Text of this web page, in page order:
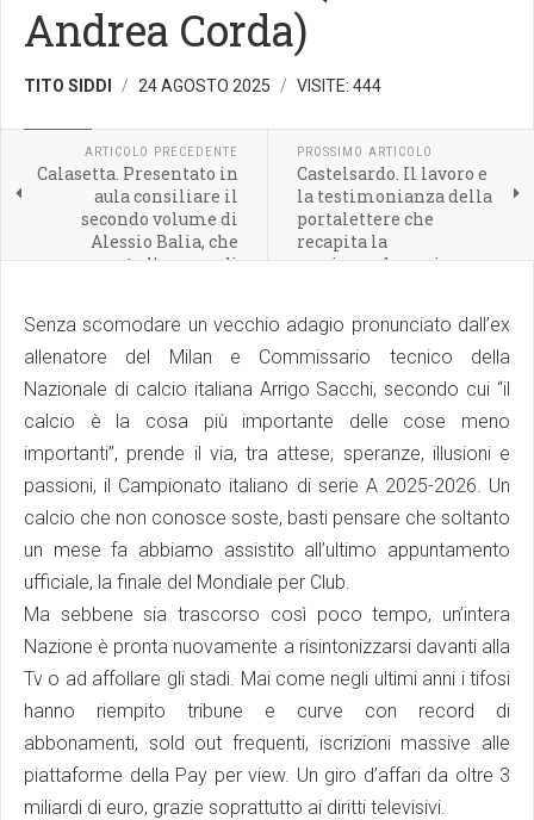
Andrea Corda)
TITO SIDDI 24 AGOSTO 2025 VISITE: 444
ARTICOLO PRECEDENTE
Calasetta. Presentato in
aula consiliare il
secondo volume di
Alessio Balia, che
racconta l'epopea di
PROSSIMO ARTICOLO
Castelsardo. Il lavoro e
la testimonianza della
portalettere che
recapita la
corrispondenza in una
Senza scomodare un vecchio adagio pronunciato dall’ex
allenatore del Milan e Commissario tecnico della
Nazionale di calcio italiana Arrigo Sacchi, secondo cui “il
calcio è la cosa più importante delle cose meno
importanti”, prende il via, tra attese, speranze, illusioni e
passioni, il Campionato italiano di serie A 2025-2026. Un
calcio che non conosce soste, basti pensare che soltanto
un mese fa abbiamo assistito all’ultimo appuntamento
ufficiale, la finale del Mondiale per Club.
Ma sebbene sia trascorso così poco tempo, un’intera
Nazione è pronta nuovamente a risintonizzarsi davanti alla
Tv o ad affollare gli stadi. Mai come negli ultimi anni i tifosi
hanno riempito tribune e curve con record di
abbonamenti, sold out frequenti, iscrizioni massive alle
piattaforme della Pay per view. Un giro d’affari da oltre 3
miliardi di euro, grazie soprattutto ai diritti televisivi.